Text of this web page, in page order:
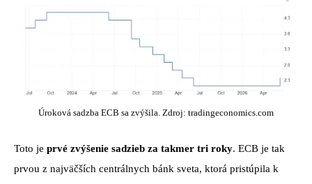
Úroková sadzba ECB sa zvýšila. Zdroj: tradingeconomics.com
Toto je prvé zvýšenie sadzieb za takmer tri roky. ECB je tak
prvou z najväčších centrálnych bánk sveta, ktorá pristúpila k